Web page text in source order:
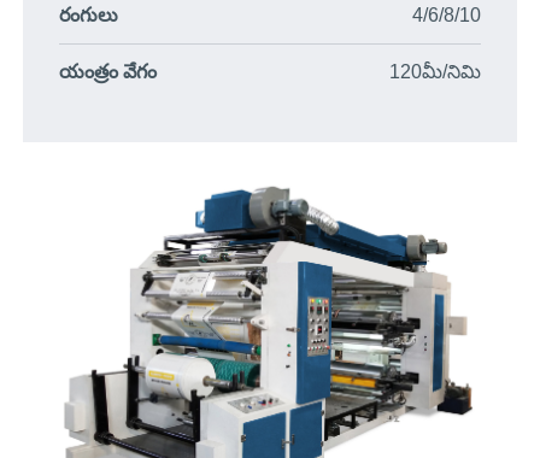
రంగులు 4/6/8/10
యంత్రం వేగం 120మీ/నిమి